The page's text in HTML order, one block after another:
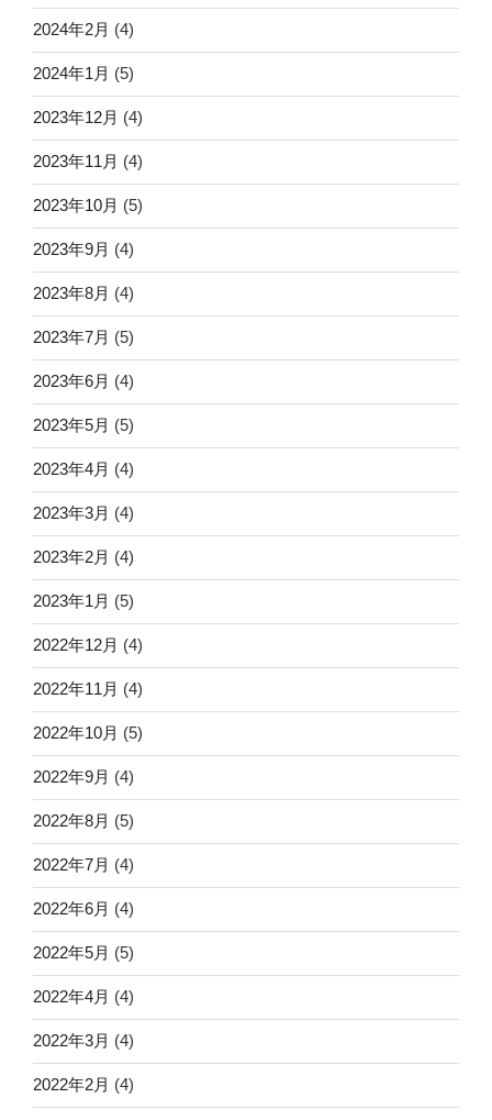
2024年2月 (4)
2024年1月 (5)
2023年12月 (4)
2023年11月 (4)
2023年10月 (5)
2023年9月 (4)
2023年8月 (4)
2023年7月 (5)
2023年6月 (4)
2023年5月 (5)
2023年4月 (4)
2023年3月 (4)
2023年2月 (4)
2023年1月 (5)
2022年12月 (4)
2022年11月 (4)
2022年10月 (5)
2022年9月 (4)
2022年8月 (5)
2022年7月 (4)
2022年6月 (4)
2022年5月 (5)
2022年4月 (4)
2022年3月 (4)
2022年2月 (4)